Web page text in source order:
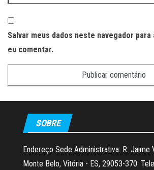
Salvar meus dados neste navegador para
eu comentar.
SOBRE
Endereço Sede Administrativa: R. Jaime
Monte Belo, Vitória - ES, 29053-370.